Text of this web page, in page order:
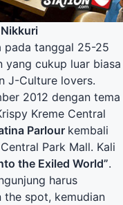
Nikkuri
pada tanggal 25-25
yang cukup luar biasa
J-Culture lovers.
2012 dengan tema
Kreme Central
Parlour kembali
Park Mall. Kali
the Exiled World”.
harus
the spot, kemudian